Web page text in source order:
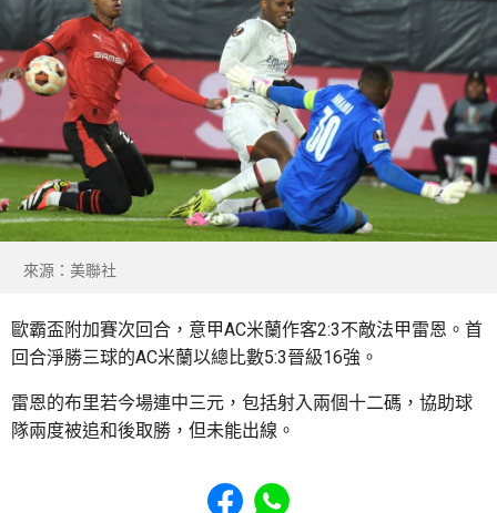
來源：美聯社
歐霸盃附加賽次回合，意甲AC米蘭作客2:3不敵法甲雷恩。首
回合淨勝三球的AC米蘭以總比數5:3晉級16強。
雷恩的布里若今場連中三元，包括射入兩個十二碼，協助球
隊兩度被追和後取勝，但未能出線。
Share to Facebook
Share to WhatsApp